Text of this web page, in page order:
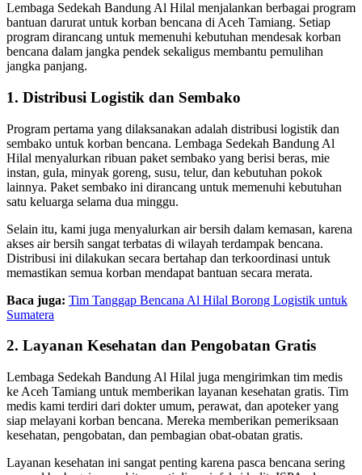
Lembaga Sedekah Bandung Al Hilal menjalankan berbagai program
bantuan darurat untuk korban bencana di Aceh Tamiang. Setiap
program dirancang untuk memenuhi kebutuhan mendesak korban
bencana dalam jangka pendek sekaligus membantu pemulihan
jangka panjang.
1. Distribusi Logistik dan Sembako
Program pertama yang dilaksanakan adalah distribusi logistik dan
sembako untuk korban bencana. Lembaga Sedekah Bandung Al
Hilal menyalurkan ribuan paket sembako yang berisi beras, mie
instan, gula, minyak goreng, susu, telur, dan kebutuhan pokok
lainnya. Paket sembako ini dirancang untuk memenuhi kebutuhan
satu keluarga selama dua minggu.
Selain itu, kami juga menyalurkan air bersih dalam kemasan, karena
akses air bersih sangat terbatas di wilayah terdampak bencana.
Distribusi ini dilakukan secara bertahap dan terkoordinasi untuk
memastikan semua korban mendapat bantuan secara merata.
Baca juga: Tim Tanggap Bencana Al Hilal Borong Logistik untuk
Sumatera
2. Layanan Kesehatan dan Pengobatan Gratis
Lembaga Sedekah Bandung Al Hilal juga mengirimkan tim medis
ke Aceh Tamiang untuk memberikan layanan kesehatan gratis. Tim
medis kami terdiri dari dokter umum, perawat, dan apoteker yang
siap melayani korban bencana. Mereka memberikan pemeriksaan
kesehatan, pengobatan, dan pembagian obat-obatan gratis.
Layanan kesehatan ini sangat penting karena pasca bencana sering